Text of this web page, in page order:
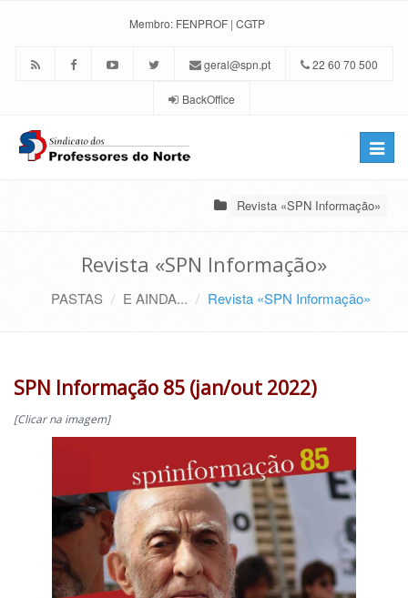
Membro: FENPROF | CGTP
geral@spn.pt 22 60 70 500
BackOffice
Toggle
Revista «SPN Informação»
Revista «SPN Informação»
PASTAS E AINDA... Revista «SPN Informação»
SPN Informação 85 (jan/out 2022)
[Clicar na imagem]